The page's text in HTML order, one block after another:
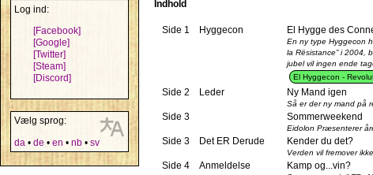
Log ind:
[Facebook]
[Google]
[Twitter]
[Steam]
[Discord]
Vælg sprog:
da • de • en • nb • sv
Indhold
Side 1 Hyggecon El Hygge des
En ny type Hyggecon
la Rësistance” i 2004,
jubel vil ingen ende
El Hyggecon -
Side 2 Leder Ny Mand igen
Så er der ny mand på
Side 3 Sommerweekend
Eidolon Præsenterer
Side 3 Det ER Derude Kender du det?
Verden vil fremover
Side 4 Anmeldelse Kamp og...vin?